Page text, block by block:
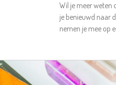
Wil je meer weten
je benieuwd naar
nemen je mee op